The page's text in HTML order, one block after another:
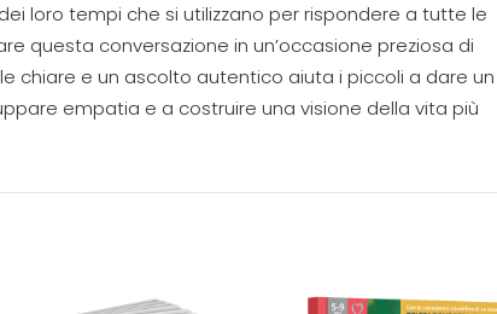
loro tempi che si utilizzano per rispondere a tutte le
e questa conversazione in un’occasione preziosa di
chiare e un ascolto autentico aiuta i piccoli a dare un
empatia e a costruire una visione della vita più